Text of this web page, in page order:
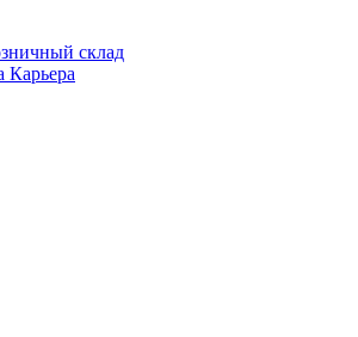
склад
Карьера